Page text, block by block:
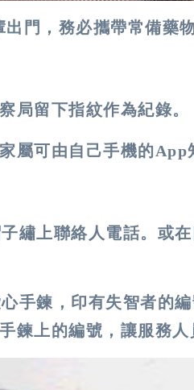
門，務必攜帶常備藥物
局留下指紋作為紀錄。
屬可由自己手機的App
繡上聯絡人電話。或
手鍊，印有失智者的
鍊上的編號，讓服務人